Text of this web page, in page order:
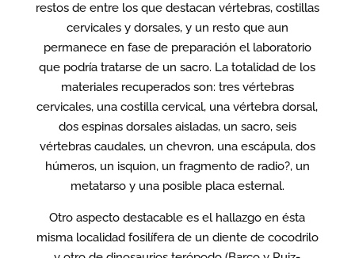
restos de entre los que destacan vértebras, costillas
cervicales y dorsales, y un resto que aun
permanece en fase de preparación el laboratorio
que podría tratarse de un sacro. La totalidad de los
materiales recuperados son: tres vértebras
cervicales, una costilla cervical, una vértebra dorsal,
dos espinas dorsales aisladas, un sacro, seis
vértebras caudales, un chevron, una escápula, dos
húmeros, un isquion, un fragmento de radio?, un
metatarso y una posible placa esternal.
Otro aspecto destacable es el hallazgo en ésta
misma localidad fosilífera de un diente de cocodrilo